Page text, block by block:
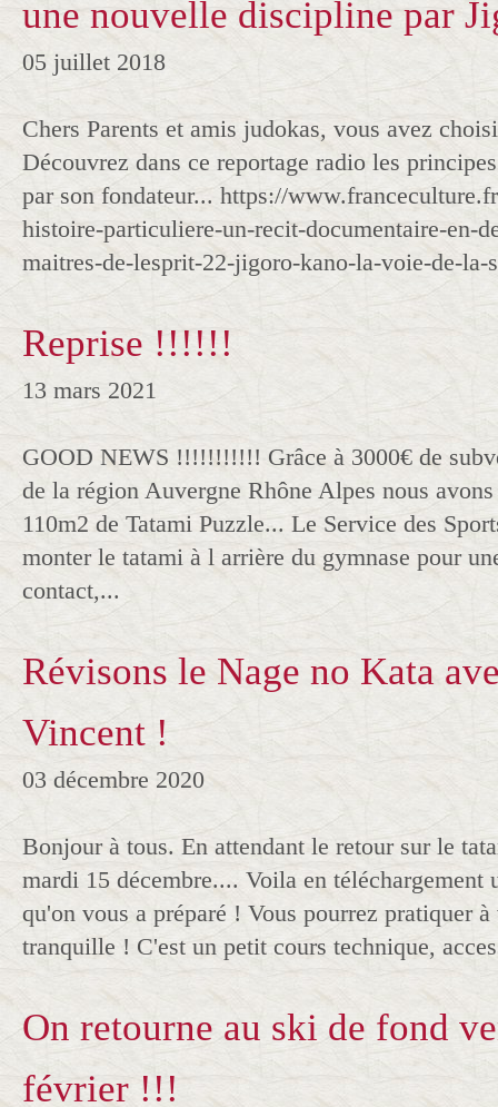
une nouvelle discipline par
05 juillet 2018
Chers Parents et amis judokas, vous avez
Découvrez dans ce reportage radio les
par son fondateur... https://
histoire-particuliere-un-recit-documentaire-en-
maitres-de-lesprit-22-jigoro-kano-la-voie-de-la-
Reprise !!!!!!
13 mars 2021
GOOD NEWS !!!!!!!!!!! Grâce à 3000€ de
de la région Auvergne Rhône Alpes nous
110m2 de Tatami Puzzle... Le Service des
monter le tatami à l arrière du gymnase pour
contact,...
Révisons le Nage no Kata
Vincent !
03 décembre 2020
Bonjour à tous. En attendant le retour sur le
mardi 15 décembre.... Voila en téléchargement
qu'on vous a préparé ! Vous pourrez pratiquer
tranquille ! C'est un petit cours technique,
On retourne au ski de fond
février !!!